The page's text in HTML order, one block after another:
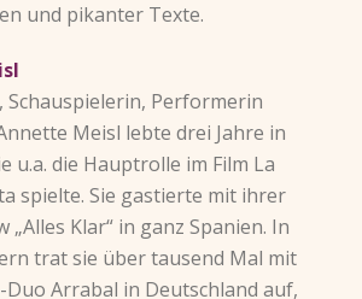
und pikanter Texte.
Schauspielerin, Performerin
Meisl lebte drei Jahre in
u.a. die Hauptrolle im Film La
spielte. Sie gastierte mit ihrer
„Alles Klar“ in ganz Spanien. In
trat sie über tausend Mal mit
Arrabal in Deutschland auf,